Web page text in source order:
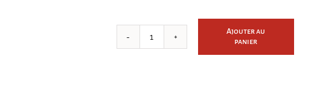
quantité
Ajouter au
panier